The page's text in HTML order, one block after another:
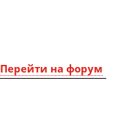
Перейти на форум